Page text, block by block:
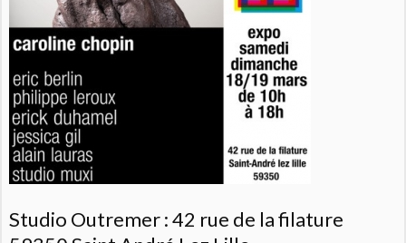
Studio Outremer : 42 rue de la filature